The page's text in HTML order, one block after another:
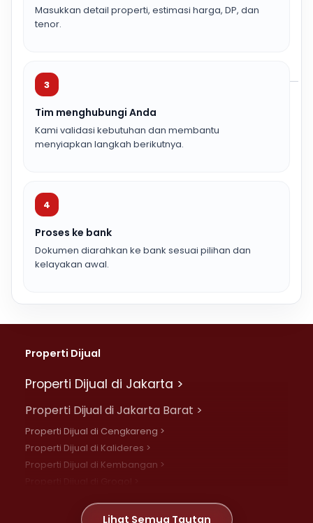
Masukkan detail properti, estimasi harga, DP, dan
tenor.
3
Tim menghubungi Anda
Kami validasi kebutuhan dan membantu
menyiapkan langkah berikutnya.
4
Proses ke bank
Dokumen diarahkan ke bank sesuai pilihan dan
kelayakan awal.
Properti Dijual
Properti Dijual di Jakarta >
Properti Dijual di Jakarta Barat >
Properti Dijual di Cengkareng >
Properti Dijual di Kalideres >
Properti Dijual di Kembangan >
Properti Dijual di Meruya >Lihat Semua Tautan